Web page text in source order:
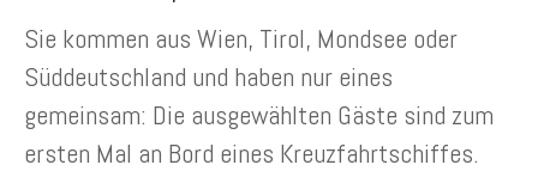
Sie kommen aus Wien, Tirol, Mondsee oder
Süddeutschland und haben nur eines
gemeinsam: Die ausgewählten Gäste sind zum
ersten Mal an Bord eines Kreuzfahrtschiffes.